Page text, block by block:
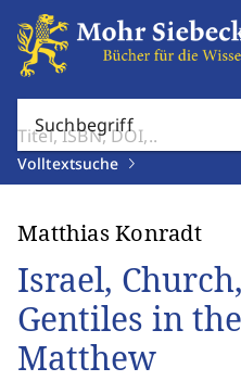
Suchbegriff
Volltextsuche
Matthias Konradt
Israel,
Gentiles in
Matthew